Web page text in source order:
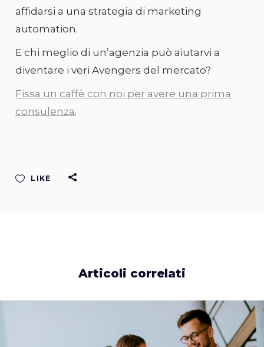
affidarsi a una strategia di marketing
automation.
E chi meglio di un’agenzia può aiutarvi a
diventare i veri Avengers del mercato?
Fissa un caffè con noi per avere una prima
consulenza.
LIKE
Articoli correlati